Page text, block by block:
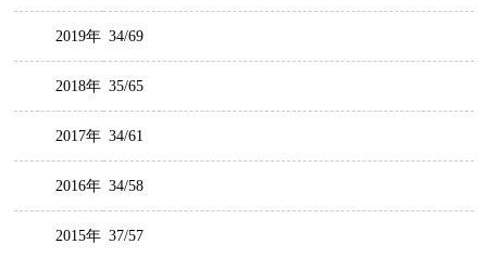
2019年 34/69
2018年 35/65
2017年 34/61
2016年 34/58
2015年 37/57